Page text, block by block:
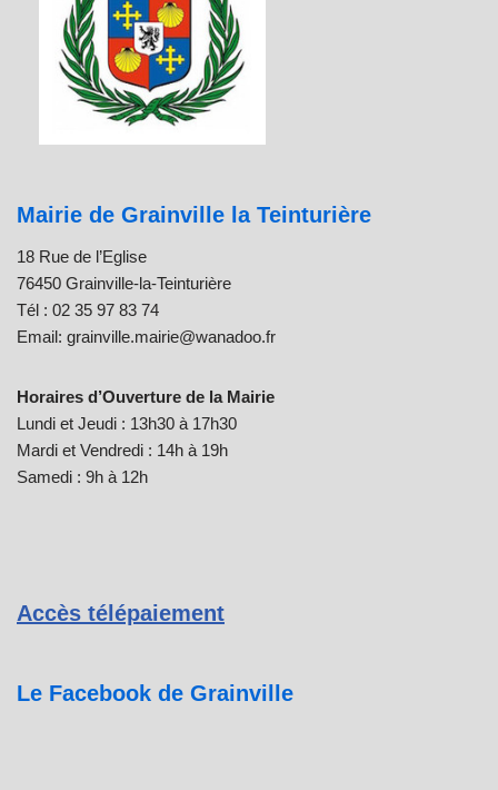
Mairie de Grainville la Teinturière
18 Rue de l’Eglise
76450 Grainville-la-Teinturière
Tél : 02 35 97 83 74
Email: grainville.mairie@wanadoo.fr
Horaires d’Ouverture de la Mairie
Lundi et Jeudi : 13h30 à 17h30
Mardi et Vendredi : 14h à 19h
Samedi : 9h à 12h
Accès télépaiement
Le Facebook de Grainville